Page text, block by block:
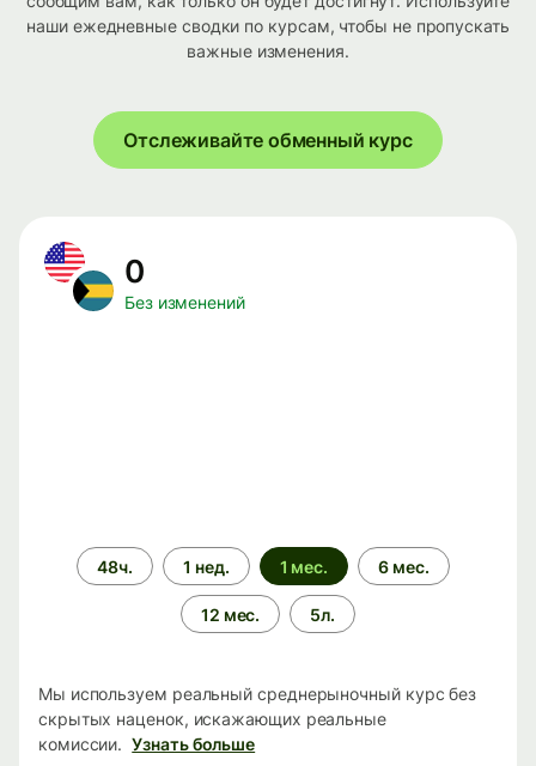
наши ежедневные сводки по курсам, чтобы не пропускать
важные изменения.
Отслеживайте обменный курс
0
Без изменений
Период
времени
48ч. 1 нед. 1 мес. 6 мес.
12 мес. 5л.
Мы используем реальный среднерыночный курс без
скрытых наценок, искажающих реальные
комиссии. Узнать больше